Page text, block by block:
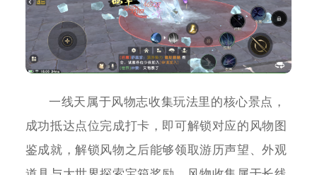
一线天属于风物志收集玩法里的核心景点，
成功抵达点位完成打卡，即可解锁对应的风物图
鉴成就，解锁风物之后能够领取游历声望、外观